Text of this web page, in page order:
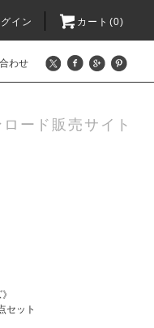
イン カート(0)
わせ
ード販売サイト
セット